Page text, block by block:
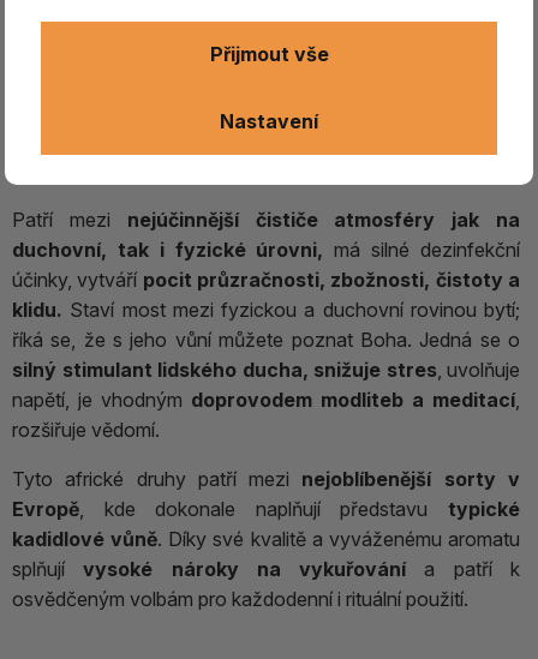
Jehoužití spadá do nejstarších egyptských kultur
v průběhu dalších tisíciletí se stalo tím
náboženských či světských obřadech a rituálech.
Patří mezi nejúčinnější čističe atmosféry jak na
duchovní, tak i fyzické úrovni, má silné dezinfekční
účinky, vytváří pocit průzračnosti, zbožnosti, čistoty a
klidu. Staví most mezi fyzickou a duchovní rovinou bytí;
říká se, že s jeho vůní můžete poznat Boha. Jedná se o
silný stimulant lidského ducha, snižuje stres, uvolňuje
napětí, je vhodným doprovodem modliteb a meditací,
rozšiřuje vědomí.
Tyto africké druhy patří mezi nejoblíbenější sorty v
Evropě, kde dokonale naplňují představu typické
kadidlové vůně. Díky své kvalitě a vyváženému aromatu
splňujívysoké nároky na vykuřování a patří k
osvědčeným volbám pro každodenní i rituální použití.
Nastavení
Přijmout vše